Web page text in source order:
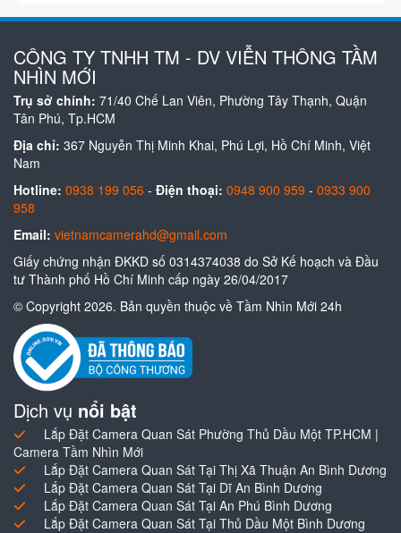
CÔNG TY TNHH TM - DV VIỄN THÔNG TẦM
NHÌN MỚI
Trụ sở chính: 71/40 Chế Lan Viên, Phường Tây Thạnh, Quận
Tân Phú, Tp.HCM
Địa chỉ: 367 Nguyễn Thị Minh Khai, Phú Lợi, Hồ Chí Minh, Việt
Nam
Hotline: 0938 199 056 - Điện thoại: 0948 900 959 - 0933 900
958
Email: vietnamcamerahd@gmail.com
Giấy chứng nhận ĐKKD số 0314374038 do Sở Kế hoạch và Đầu
tư Thành phố Hồ Chí Minh cấp ngày 26/04/2017
© Copyright 2026. Bản quyền thuộc về Tầm Nhìn Mới 24h
Dịch vụ nổi bật
Lắp Đặt Camera Quan Sát Phường Thủ Dầu Một TP.HCM |
Camera Tầm Nhìn Mới
Lắp Đặt Camera Quan Sát Tại Thị Xã Thuận An Bình Dương
Lắp Đặt Camera Quan Sát Tại Dĩ An Bình Dương
Lắp Đặt Camera Quan Sát Tại An Phú Bình Dương
Lắp Đặt Camera Quan Sát Tại Thủ Dầu Một Bình Dương